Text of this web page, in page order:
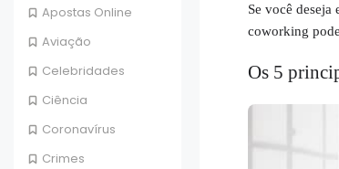
Apostas Online
Aviação
Celebridades
Ciência
Coronavírus
Crimes
Se você deseja
coworking
Os 5